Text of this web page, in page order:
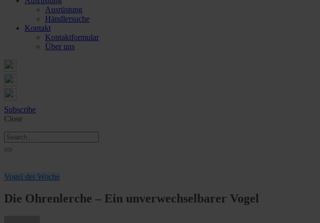
Ausrüstung
Händlersuche
Kontakt
Kontaktformular
Über uns
Subscribe
Close
Vogel der Woche
Die Ohrenlerche – Ein unverwechselbarer Vogel